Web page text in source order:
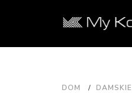
DOM DAMSKIE